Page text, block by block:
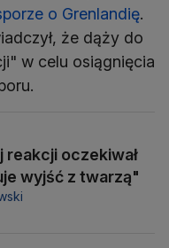
o Grenlandię.
że dąży do
w celu osiągnięcia
reakcji oczekiwał
wyjść z twarzą"